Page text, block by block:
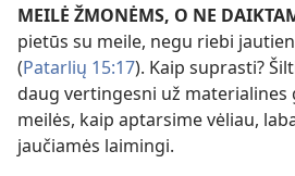
MEILĖ ŽMONĖMS, O NE
pietūs su meile, negu riebi
(Patarlių 15:17). Kaip suprasti?
daug vertingesni už materialines
meilės, kaip aptarsime vėliau,
jaučiamės laimingi.